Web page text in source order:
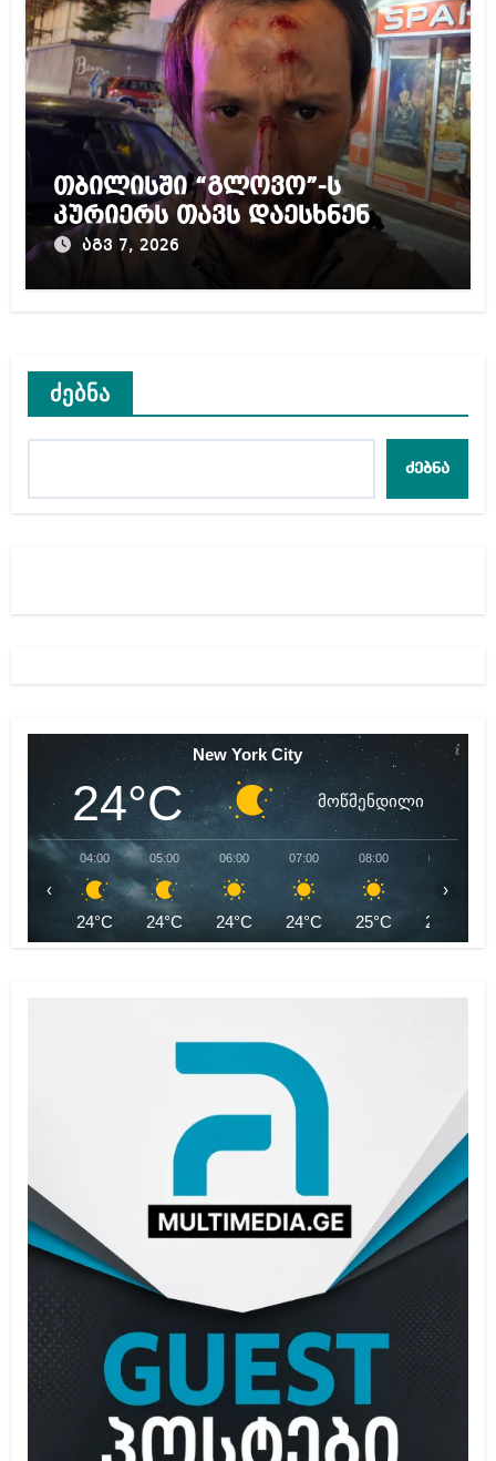
თბილისში “გლოვო”-ს
კურიერს თავს დაესხნენ
აგვ 7, 2026
ძებნა
ძებნა
New York City
24°C მოწმენდილი
04:00
24°C
05:00
24°C
06:00
24°C
07:00
24°C
08:00
25°C
09:00
27°C
‹ ›